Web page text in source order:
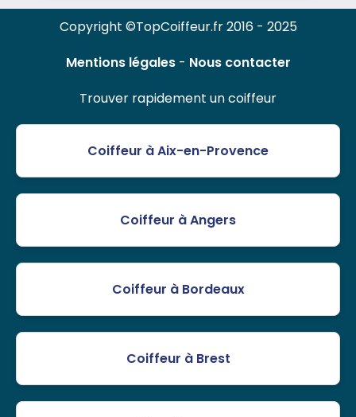
Copyright ©TopCoiffeur.fr 2016 - 2025
Mentions légales- Nous contacter
Trouver rapidement un coiffeur
Coiffeur à Aix-en-Provence
Coiffeur à Angers
Coiffeur à Bordeaux
Coiffeur à Brest